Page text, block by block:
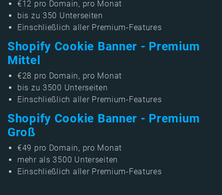
€12 pro Domain, pro Monat
bis zu 350 Unterseiten
Einschließlich aller Premium-Features
Shopify Cookie Banner - Premium
Mittel
€28 pro Domain, pro Monat
bis zu 3500 Unterseiten
Einschließlich aller Premium-Features
Shopify Cookie Banner - Premium
Groß
€49 pro Domain, pro Monat
mehr als 3500 Unterseiten
Einschließlich aller Premium-Features